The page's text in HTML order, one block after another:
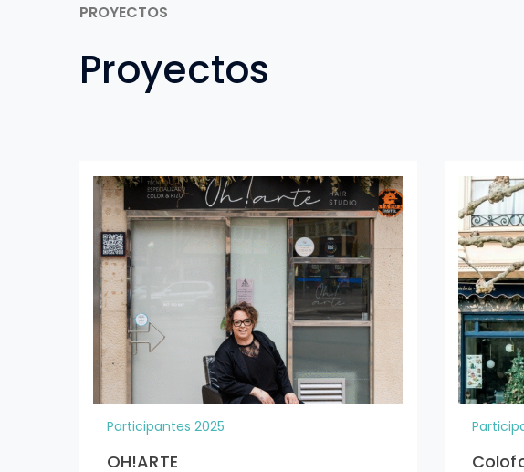
PROYECTOS
Proyectos
Participantes 2025
OH!ARTE